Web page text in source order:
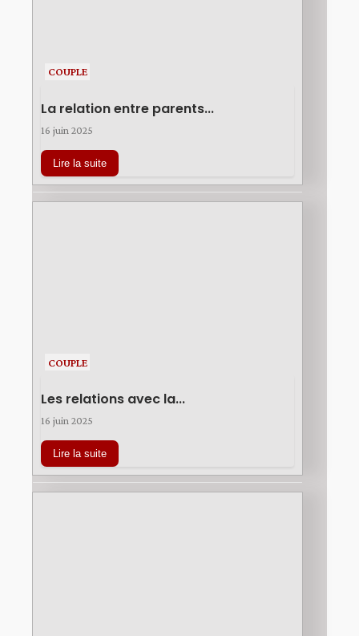
COUPLE
La relation entre parents...
16 juin 2025
Lire la suite
COUPLE
Les relations avec la...
16 juin 2025
Lire la suite